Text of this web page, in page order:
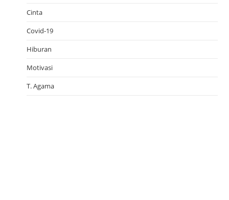
Cinta
Covid-19
Hiburan
Motivasi
T. Agama